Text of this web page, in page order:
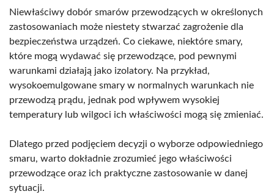
Niewłaściwy dobór smarów przewodzących w określonych
zastosowaniach może niestety stwarzać zagrożenie dla
bezpieczeństwa urządzeń. Co ciekawe, niektóre smary,
które mogą wydawać się przewodzące, pod pewnymi
warunkami działają jako izolatory. Na przykład,
wysokoemulgowane smary w normalnych warunkach nie
przewodzą prądu, jednak pod wpływem wysokiej
temperatury lub wilgoci ich właściwości mogą się zmieniać.
Dlatego przed podjęciem decyzji o wyborze odpowiedniego
smaru, warto dokładnie zrozumieć jego właściwości
przewodzące oraz ich praktyczne zastosowanie w danej
sytuacji.